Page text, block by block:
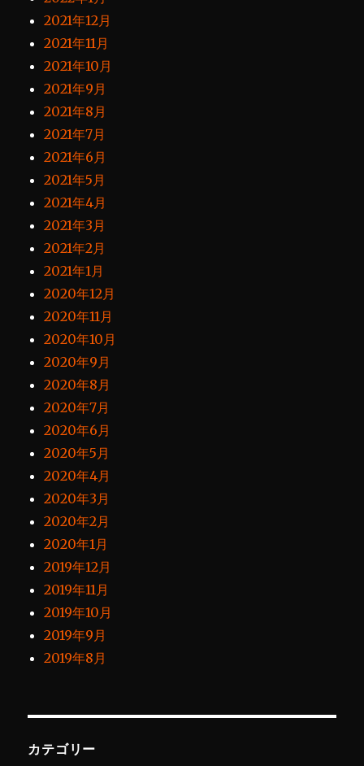
2021年12月
2021年11月
2021年10月
2021年9月
2021年8月
2021年7月
2021年6月
2021年5月
2021年4月
2021年3月
2021年2月
2021年1月
2020年12月
2020年11月
2020年10月
2020年9月
2020年8月
2020年7月
2020年6月
2020年5月
2020年4月
2020年3月
2020年2月
2020年1月
2019年12月
2019年11月
2019年10月
2019年9月
2019年8月
カテゴリー